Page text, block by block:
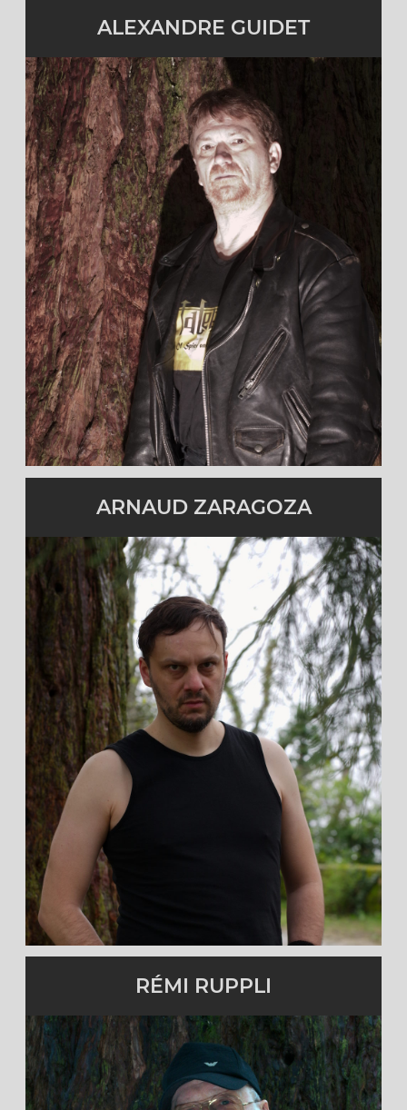
ALEXANDRE GUIDET
ARNAUD ZARAGOZA
Chanteur et bassiste
Actif
cliquez pour en savoir plus
RÉMI RUPPLI
cliquez pour en savoir plus